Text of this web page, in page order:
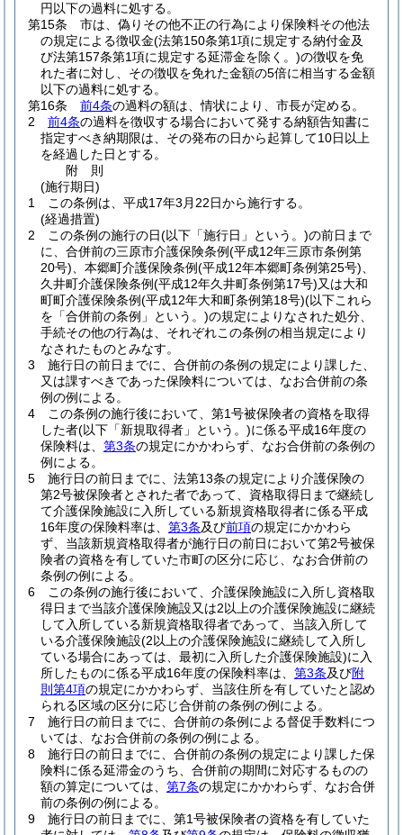
円以下の過料に処する。
第15条
市は、偽りその他不正の行為により保険料その他法
の規定による徴収金(法第150条第1項に規定する納付金及
び法第157条第1項に規定する延滞金を除く。)の徴収を免
れた者に対し、その徴収を免れた金額の5倍に相当する金額
以下の過料に処する。
第16条
前4条の過料の額は、情状により、市長が定める。
2
前4条の過料を徴収する場合において発する納額告知書に
指定すべき納期限は、その発布の日から起算して10日以上
を経過した日とする。
附 則
(施行期日)
1
この条例は、平成17年3月22日から施行する。
(経過措置)
2
この条例の施行の日(以下「施行日」という。)の前日まで
に、合併前の三原市介護保険条例(平成12年三原市条例第
20号) 、本郷町介護保険条例(平成12年本郷町条例第25号)
久井町介護保険条例(平成12年久井町条例第17号)又は大和
町町介護保険条例(平成12年大和町条例第18号)(以下これら
を「合併前の条例」という。)の規定によりなされた処分、
手続その他の行為は、それぞれこの条例の相当規定により
なされたものとみなす。
3
施行日の前日までに、合併前の条例の規定により課した、
又は課すべきであった保険料については、なお合併前の条
例の例による。
4
この条例の施行後において、第1号被保険者の資格を取得
した者(以下「新規取得者」という。)に係る平成16年度の
保険料は、 第3条の規定にかかわらず、なお合併前の条例の
例による。
5
施行日の前日までに、法第13条の規定により介護保険の
第2号被保険者とされた者であって、資格取得日まで継続し
て介護保険施設に入所している新規資格取得者に係る平成
16年度の保険料率は、 第3条及び前項の規定にかかわら
ず、当該新規資格取得者が施行日の前日において第2号被保
険者の資格を有していた市町の区分に応じ、なお合併前の
条例の例による。
6
この条例の施行後において、介護保険施設に入所し資格取
得日まで当該介護保険施設又は2以上の介護保険施設に継続
して入所している新規資格取得者であって、当該入所して
いる介護保険施設(2以上の介護保険施設に継続して入所し
ている場合にあっては、最初に入所した介護保険施設)に入
所したものに係る平成16年度の保険料率は、 第3条及び附
則第4項の規定にかかわらず、当該住所を有していたと認め
られる区域の区分に応じ合併前の条例の例による。
7
施行日の前日までに、合併前の条例による督促手数料につ
いては、なお合併前の条例の例による。
8
施行日の前日までに、合併前の条例の規定により課した保
険料に係る延滞金のうち、合併前の期間に対応するものの
額の算定については、 第7条の規定にかかわらず、なお合併
前の条例の例による。
9
施行日の前日までに、第1号被保険者の資格を有していた